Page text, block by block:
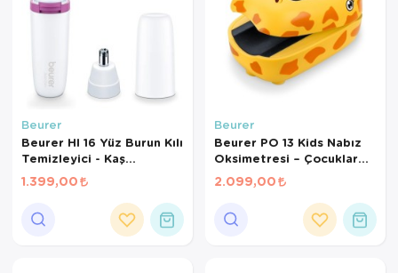
Ortopedi Ürünleri
Ortopedi Ürünleri
Ortopedi Ürünleri
Sarf Malzemeleri
Yara Bakım Ürünleri
Beurer
Beurer Hl 16 Yüz Burun Kılı
Temizleyici - Kaş
Şekillendirici
1.399,00
Beurer
Beurer PO 13 Kids Nabız
Oksimetresi – Çocuklar
İçin SpO2 & Nabız Ölçer
Parmak Tipi
2.099,00